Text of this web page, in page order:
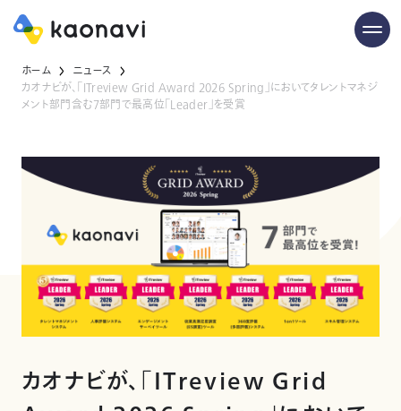
ホーム
ニュース
カオナビが、「ITreview Grid Award 2026 Spring」においてタレントマネジ
メント部門含む7部門で最高位「Leader」を受賞
カオナビが、「ITreview Grid